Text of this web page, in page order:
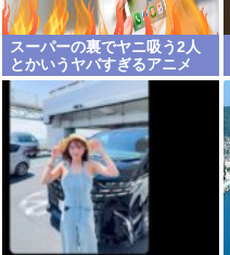
スーパーの裏でヤニ吸う2人
とかいうヤバすぎるアニメ